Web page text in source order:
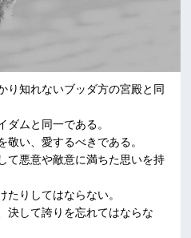
り知れないブッダ方の宮殿と同
ムと同一である。
い、愛するべきである。
て悪意や敵意に満ちた思いを持
りしてはならない。
して誇りを忘れてはならな